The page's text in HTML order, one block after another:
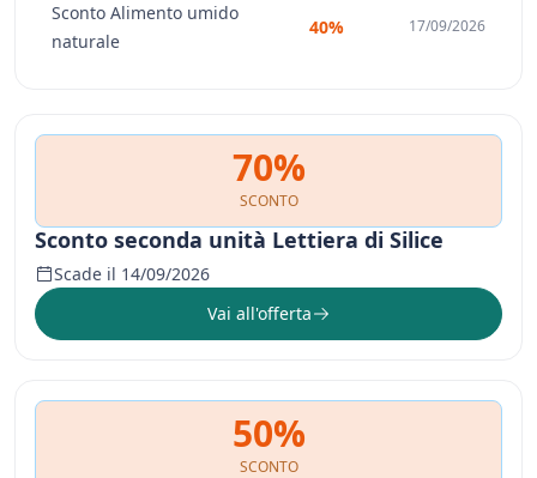
Sconto Alimento umido
naturale
40% 17/09/2026
70%
SCONTO
Sconto seconda unità Lettiera di Silice
Scade il 14/09/2026
Vai all'offerta
50%
SCONTO